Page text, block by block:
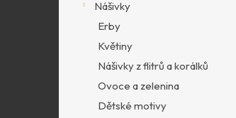
Nášivky
Erby
Květiny
Nášivky z flitrů a korálků
Ovoce a zelenina
Dětské motivy